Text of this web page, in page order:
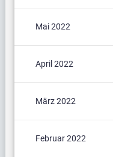
Mai 2022
April 2022
März 2022
Februar 2022